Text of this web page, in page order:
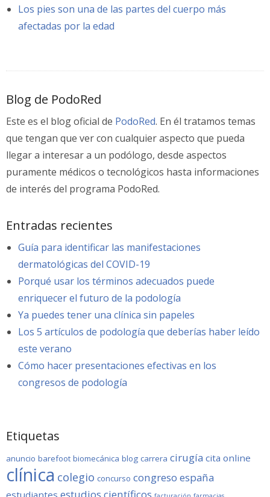
Los pies son una de las partes del cuerpo más
afectadas por la edad
Blog de PodoRed
Este es el blog oficial de PodoRed. En él tratamos temas
que tengan que ver con cualquier aspecto que pueda
llegar a interesar a un podólogo, desde aspectos
puramente médicos o tecnológicos hasta informaciones
de interés del programa PodoRed.
Entradas recientes
Guía para identificar las manifestaciones
dermatológicas del COVID-19
Porqué usar los términos adecuados puede
enriquecer el futuro de la podología
Ya puedes tener una clínica sin papeles
Los 5 artículos de podología que deberías haber leído
este verano
Cómo hacer presentaciones efectivas en los
congresos de podología
Etiquetas
anuncio barefoot biomecánica blog carrera cirugía cita online
clínica colegio concurso congreso españa
estudiantes